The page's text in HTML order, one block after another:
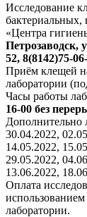
Исследование
«Центра
Петрозаводск,
52, 8(8142)75-
Приём клещей
лаборатории
Часы работы
16-00 без
Дополнительно
30.04.2022,
14.05.2022,
29.05.2022,
13.06.2022,
Оплата
лаборатории.